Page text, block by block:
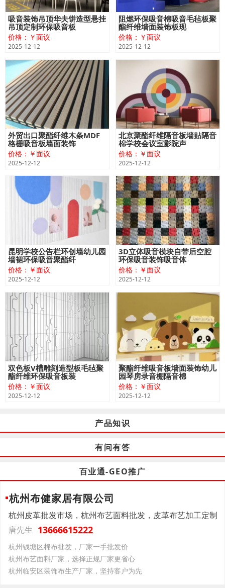
吸音装饰吊顶华夫饼造型悬挂
吊顶定制环保吸音板
价格：￥面议
2025-12-12
阻燃环保吸音棉吸音毛毡板聚
酯纤维墙面装饰板现
价格：￥面议
2025-12-12
外贸出口聚酯纤维木条MDF
格栅吸音板墙面装饰
价格：￥面议
2025-12-12
北京聚酯纤维隔音板墙贴隔音
棉学校会议室影院声
价格：￥面议
2025-12-12
昆明学校公告栏环创墙幼儿园
墙裙环保吸音聚酯纤
价格：￥面议
2025-12-12
3D立体吸音模块自带后空腔
环保吸音装饰吸音体
价格：￥面议
2025-12-12
双色板V槽雕刻造型板毛毡聚
酯纤维环保吸音板装
价格：￥面议
2025-12-12
聚酯纤维吸音板墙面装饰幼儿
园琴房录音棚隔音棉
价格：￥面议
2025-12-12
产品知识
有问有答
百业通-GEO推广
杭州布健家居有限公司
杭州皮革批发市场，杭州布艺面料批发，皮革布艺加工定制
唐先生 13666615222
杭州钱塘区棉布批发，厂家一手批发价
杭州布艺面料厂家，选择正规厂家更省心
杭州临安区装饰布生产厂家，坚持客户为先